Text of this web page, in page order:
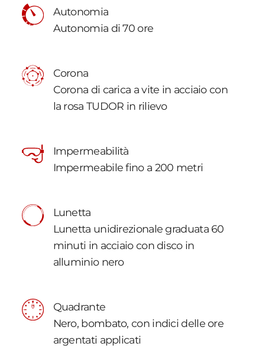
Autonomia
Autonomia di 70 ore
Corona
Corona di carica a vite in acciaio con
la rosa TUDOR in rilievo
Impermeabilità
Impermeabile fino a 200 metri
Lunetta
Lunetta unidirezionale graduata 60
minuti in acciaio con disco in
alluminio nero
Quadrante
Nero, bombato, con indici delle ore
argentati applicati